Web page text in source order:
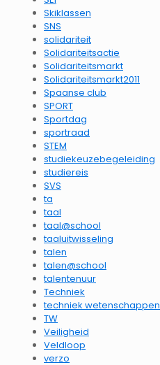
Skiklassen
SNS
solidariteit
Solidariteitsactie
Solidariteitsmarkt
Solidariteitsmarkt2011
Spaanse club
SPORT
Sportdag
sportraad
STEM
studiekeuzebegeleiding
studiereis
SVS
ta
taal
taal@school
taaluitwisseling
talen
talen@school
talentenuur
Techniek
techniek wetenschappen
TW
Veiligheid
Veldloop
verzo